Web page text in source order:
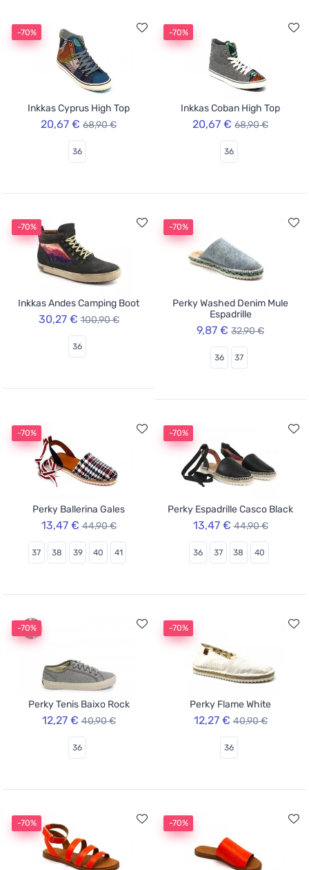
-70%
Inkkas Cyprus High Top
20,67 € 68,90 €
36
-70%
Inkkas Coban High Top
20,67 € 68,90 €
36
-70%
Inkkas Andes Camping Boot
30,27 € 100,90 €
36
-70%
Perky Washed Denim Mule
Espadrille
9,87 € 32,90 €
36 37
-70%
Perky Ballerina Gales
13,47 € 44,90 €
37 38 39 40 41
-70%
Perky Espadrille Casco Black
13,47 € 44,90 €
36 37 38 40
-70%
Perky Tenis Baixo Rock
12,27 € 40,90 €
36
-70%
Perky Flame White
12,27 € 40,90 €
36
-70% -70%